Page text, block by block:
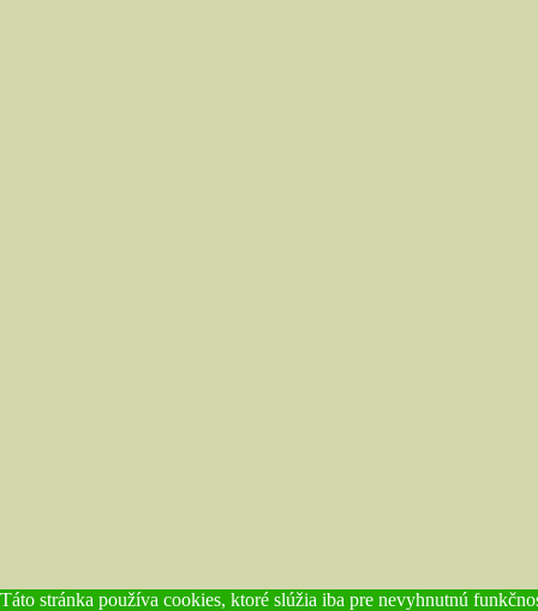
Táto stránka používa cookies, ktoré slúžia iba pre nevyhnutnú